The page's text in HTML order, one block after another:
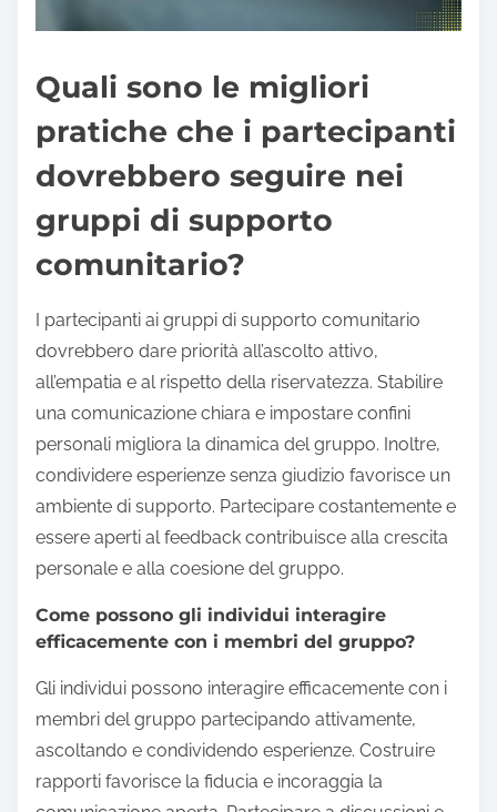
Quali sono le migliori
pratiche che i partecipanti
dovrebbero seguire nei
gruppi di supporto
comunitario?
I partecipanti ai gruppi di supporto comunitario
dovrebbero dare priorità all’ascolto attivo,
all’empatia e al rispetto della riservatezza. Stabilire
una comunicazione chiara e impostare confini
personali migliora la dinamica del gruppo. Inoltre,
condividere esperienze senza giudizio favorisce un
ambiente di supporto. Partecipare costantemente e
essere aperti al feedback contribuisce alla crescita
personale e alla coesione del gruppo.
Come possono gli individui interagire
efficacemente con i membri del gruppo?
Gli individui possono interagire efficacemente con i
membri del gruppo partecipando attivamente,
ascoltando e condividendo esperienze. Costruire
rapporti favorisce la fiducia e incoraggia la